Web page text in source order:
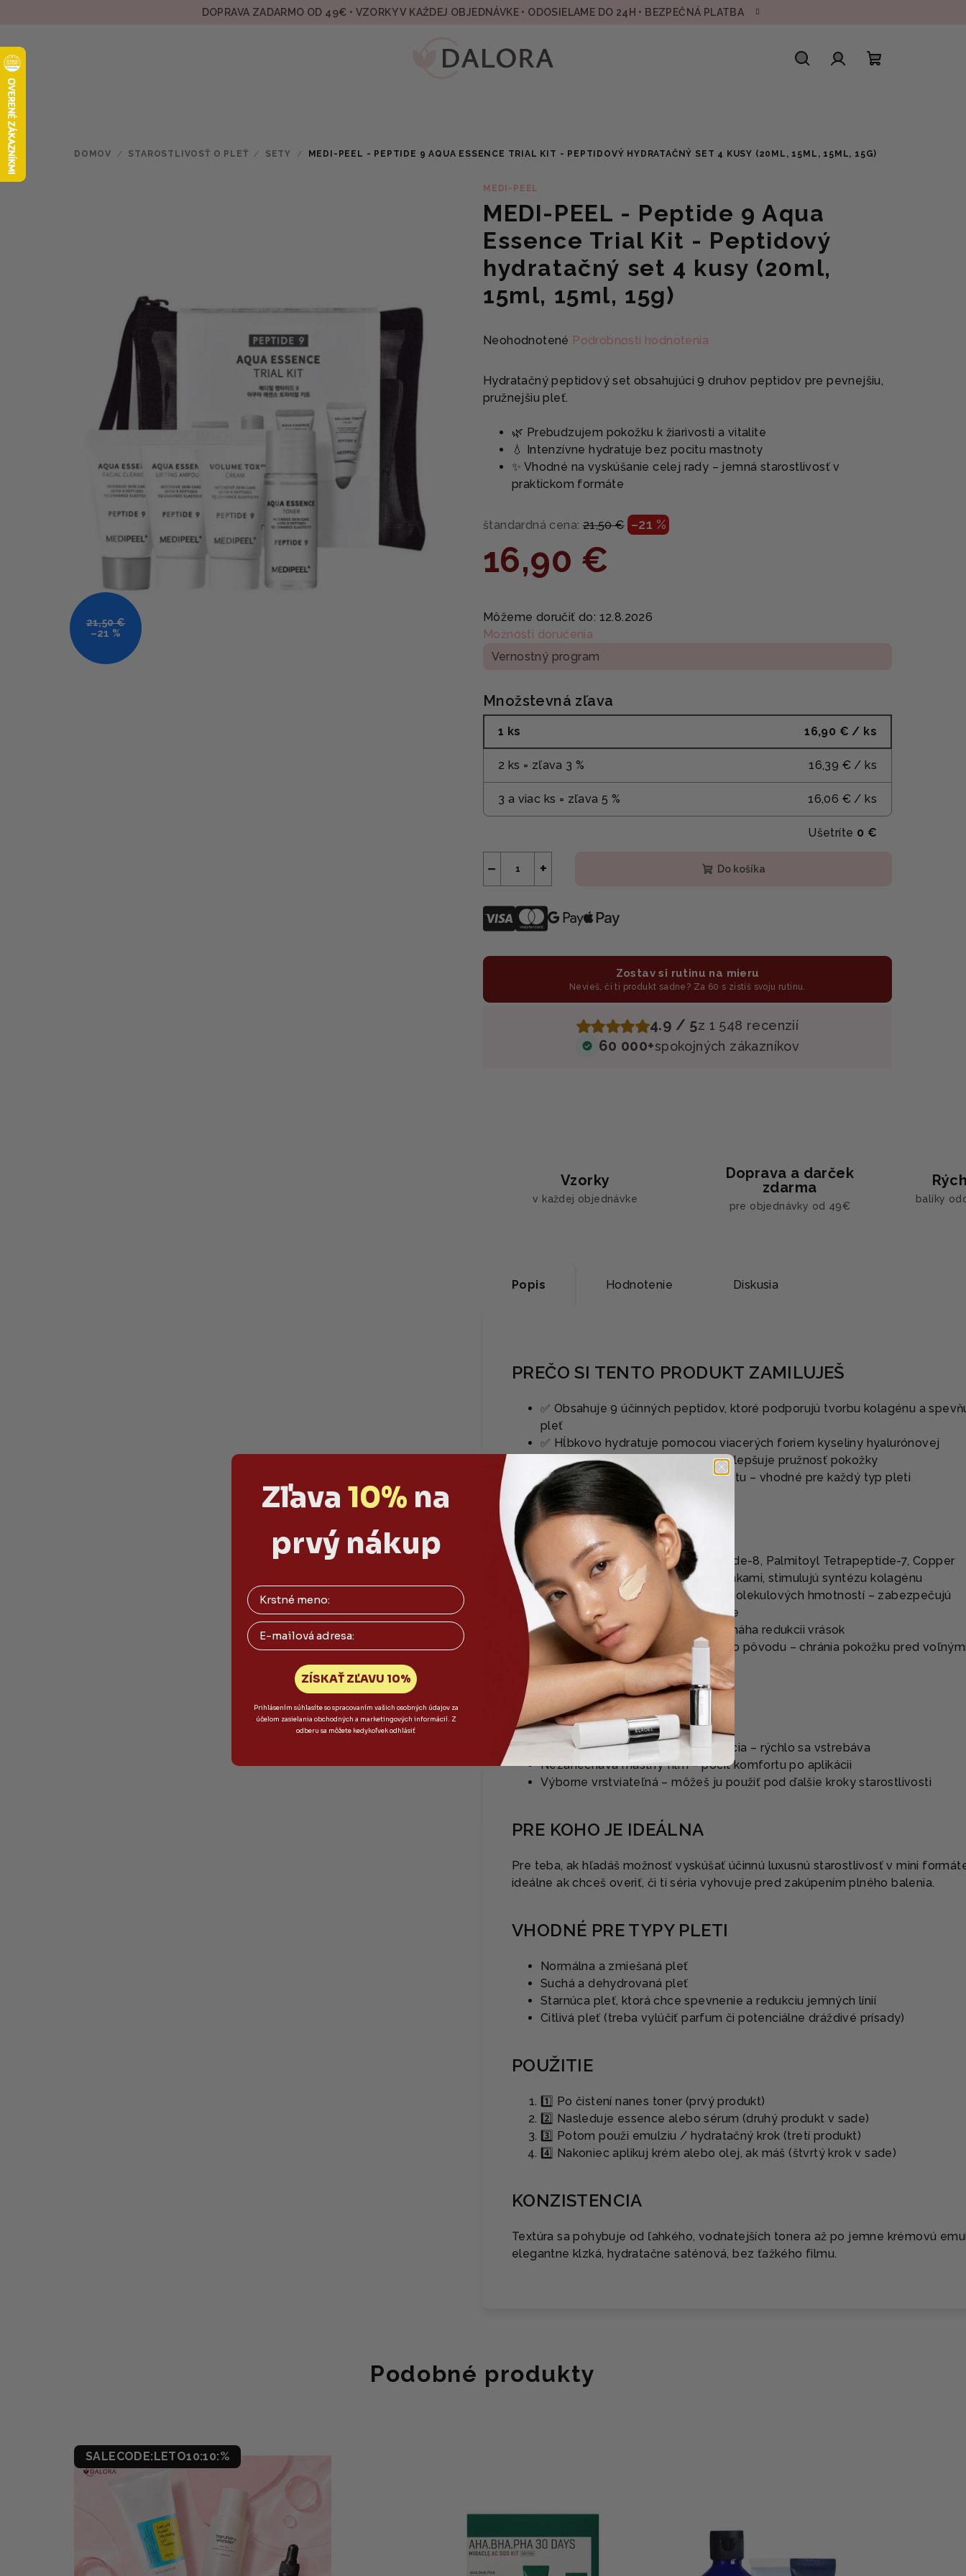
DOPRAVA ZADARMO OD 49€ • VZORKY V KAŽDEJ OBJEDNÁVKE • ODOSIELAME DO 24H • BEZPEČNÁ PLATBA
DOMOV / STAROSTLIVOSŤ O PLEŤ / SETY / MEDI-PEEL - PEPTIDE 9 AQUA ESSENCE TRIAL KIT - PEPTIDOVÝ HYDRATAČNÝ SET 4 KUSY (20ML, 15ML, 15ML, 15G)
MEDI-PEEL
MEDI-PEEL - Peptide 9 Aqua
Essence Trial Kit - Peptidový
hydratačný set 4 kusy (20ml,
15ml, 15ml, 15g)
Priemerné
produktu
0,0
hviezdičiek.
Neohodnotené Podrobnosti hodnotenia
Hydratačný peptidový set obsahujúci 9 druhov peptidov pre pevnejšiu,
pružnejšiu pleť.
🌿 Prebudzujem pokožku k žiarivosti a vitalite
💧 Intenzívne hydratuje bez pocitu mastnoty
✨ Vhodné na vyskúšanie celej rady – jemná starostlivosť v
praktickom formáte
štandardná cena: 21,50 € –21 %
16,90 €
cena:
Môžeme doručiť do: 12.8.2026
Možnosti doručenia
Vernostný program
Množstevná zľava
1 ks 16,90 € / ks
2 ks = zľava 3 % 16,39 € / ks
3 a viac ks = zľava 5 % 16,06 € / ks
Ušetríte 0 €
+
− Do košíka
Zostav si rutinu na mieru
Nevieš, či ti produkt sadne? Za 60 s zistíš svoju rutinu.
4.9 / 5z 1 548 recenzií
60 000+spokojných zákazníkov
21,50 €
–21 %
Vzorky
v každej objednávke
Doprava a darček
zdarma
pre objednávky od 49€
balíky
Popis Hodnotenie Diskusia
PREČO SI TENTO PRODUKT ZAMILUJEŠ
✅ Obsahuje 9 účinných peptidov, ktoré podporujú tvorbu kolagénu a
pleť
✅ Hĺbkovo hydratuje pomocou viacerých foriem kyseliny hyalurónovej
✅ Pomáha zjemniť jemné linky a zlepšuje pružnosť pokožky
✅ Jemná textúra bez ťažkého pocitu – vhodné pre každý typ pleti
HLAVNÉ ZLOŽKY
✨ Peptidy (napr. Acetyl Hexapeptide-8, Palmitoyl Tetrapeptide-7, Copper
Tripeptide-1…) – komunikujú so bunkami, stimulujú syntézu kolagénu
✨ Kyseliny hyalurónové rôznych molekulových hmotností – zabezpečujú
hydratáciu v rôznych vrstvách kože
✨ Adenozín – anti-age účinok, pomáha redukcii vrások
✨ Antioxidanty, extrakty rastlinného pôvodu – chránia pokožku pred
radikálmi
VLASTNOSTI
Ľahká, tekutá až gélová konzistencia – rýchlo sa vstrebáva
Nezanecháva mastný film – pocit komfortu po aplikácii
Výborne vrstviateľná – môžeš ju použiť pod ďalšie kroky starostlivosti
PRE KOHO JE IDEÁLNA
Pre teba, ak hľadáš možnosť vyskúšať účinnú luxusnú starostlivosť v mini
ideálne ak chceš overiť, či ti séria vyhovuje pred zakúpením plného balenia.
VHODNÉ PRE TYPY PLETI
Normálna a zmiešaná pleť
Suchá a dehydrovaná pleť
Starnúca pleť, ktorá chce spevnenie a redukciu jemných línií
Citlivá pleť (treba vylúčiť parfum či potenciálne dráždivé prísady)
POUŽITIE
1️⃣ Po čistení nanes toner (prvý produkt)
2️⃣ Nasleduje essence alebo sérum (druhý produkt v sade)
3️⃣ Potom použi emulziu / hydratačný krok (tretí produkt)
4️⃣ Nakoniec aplikuj krém alebo olej, ak máš (štvrtý krok v sade)
KONZISTENCIA
Textúra sa pohybuje od ľahkého, vodnatejších tonera až po jemne krémovú
elegantne klzká, hydratačne saténová, bez ťažkého filmu.
Podobné produkty
SALECODE:LETO10:10:%
Zľava 10% na
prvý nákup
Email
ZÍSKAŤ ZĽAVU 10%
Prihlásením súhlasíte so spracovaním vašich osobných údajov za
účelom zasielania obchodných a marketingových informácií. Z
odberu sa môžete kedykoľvek odhlásiť